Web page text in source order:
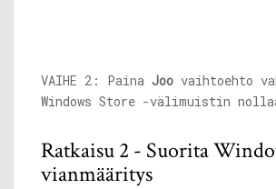
VAIHE 2: Paina Joo vaihtoehto
Windows Store -välimuistin
Ratkaisu 2 - Suorita
vianmääritys